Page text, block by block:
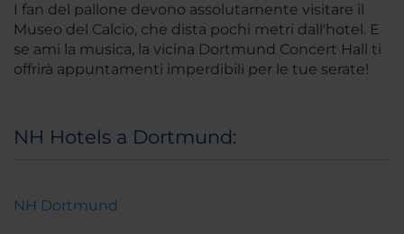
I fan del pallone devono assolutamente visitare il
Museo del Calcio, che dista pochi metri dall'hotel. E
se ami la musica, la vicina Dortmund Concert Hall ti
offrirà appuntamenti imperdibili per le tue serate!
NH Hotels a Dortmund:
NH Dortmund